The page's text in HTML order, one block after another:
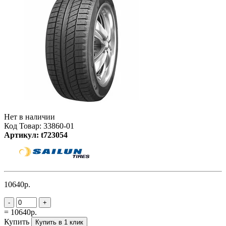
Нет в наличии
Код Товар: 33860-01
Артикул: t723054
10640р.
- +
= 10640р.
Купить
Купить в 1 клик